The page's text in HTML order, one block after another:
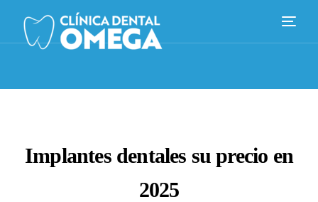
Implantes dentales su precio en
2025